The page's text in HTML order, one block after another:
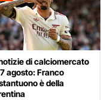
di calciomercato
agosto: Franco
è della